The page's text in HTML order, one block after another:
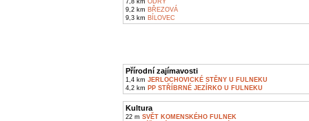
7,8 km ODRY
9,2 km BŘEZOVÁ
9,3 km BÍLOVEC
Přírodní zajímavosti
1,4 km JERLOCHOVICKÉ STĚNY U FULNEKU
4,2 km PP STŘÍBRNÉ JEZÍRKO U FULNEKU
Kultura
22 m SVĚT KOMENSKÉHO FULNEK